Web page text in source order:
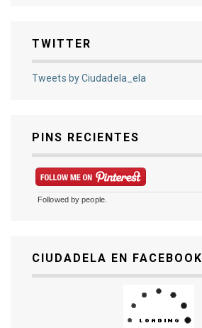
TWITTER
Tweets by Ciudadela_ela
PINS RECIENTES
Followed bypeople.
CIUDADELA EN FACEBOOK